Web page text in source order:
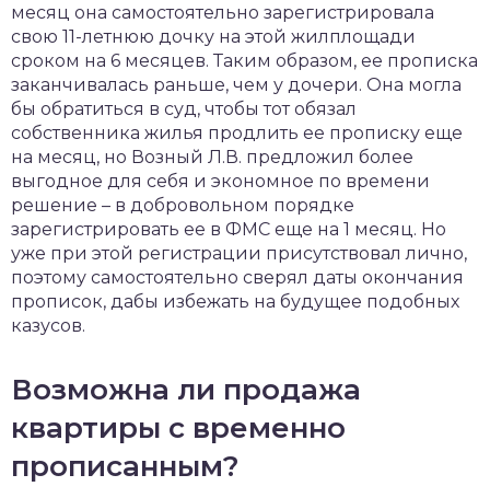
месяц она самостоятельно зарегистрировала
свою 11-летнюю дочку на этой жилплощади
сроком на 6 месяцев. Таким образом, ее прописка
заканчивалась раньше, чем у дочери. Она могла
бы обратиться в суд, чтобы тот обязал
собственника жилья продлить ее прописку еще
на месяц, но Возный Л.В. предложил более
выгодное для себя и экономное по времени
решение – в добровольном порядке
зарегистрировать ее в ФМС еще на 1 месяц. Но
уже при этой регистрации присутствовал лично,
поэтому самостоятельно сверял даты окончания
прописок, дабы избежать на будущее подобных
казусов.
Возможна ли продажа
квартиры с временно
прописанным?